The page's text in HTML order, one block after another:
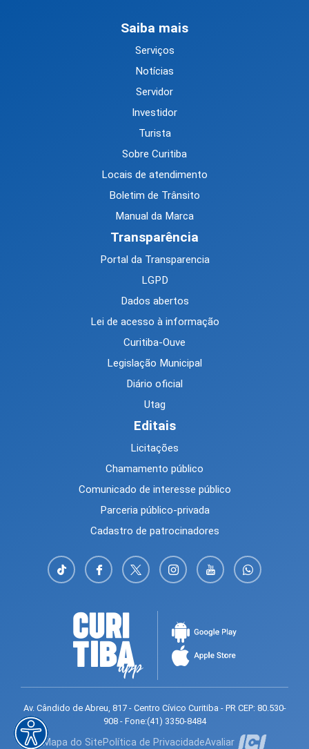
Saiba mais
Serviços
Notícias
Servidor
Investidor
Turista
Sobre Curitiba
Locais de atendimento
Boletim de Trânsito
Manual da Marca
Transparência
Portal da Transparencia
LGPD
Dados abertos
Lei de acesso à informação
Curitiba-Ouve
Legislação Municipal
Diário oficial
Utag
Editais
Licitações
Chamamento público
Comunicado de interesse público
Parceria público-privada
Cadastro de patrocinadores
Av. Cândido de Abreu, 817 - Centro Cívico Curitiba - PR CEP: 80.530-
908 - Fone:(41) 3350-8484
Mapa do SitePolítica de PrivacidadeAvaliar